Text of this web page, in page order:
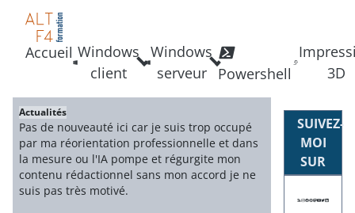
Accueil Windows
client
Windows
serveur
Powershell
3D
Actualités
Pas de nouveauté ici car je suis trop occupé
par ma réorientation professionnelle et dans
la mesure ou l'IA pompe et régurgite mon
contenu rédactionnel sans mon accord je ne
suis pas très motivé.
SUIVEZ-
MOI
SUR